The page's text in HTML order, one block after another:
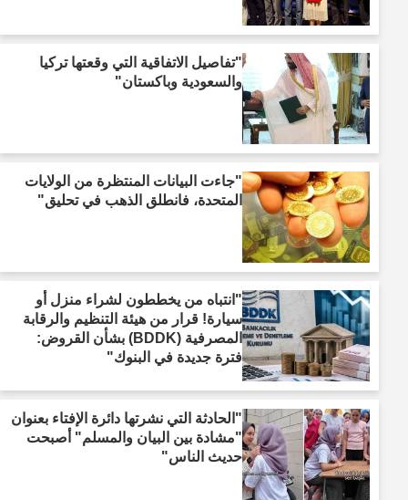
"تفاصيل الاتفاقية التي وقعتها تركيا
والسعودية وباكستان"
"جاءت البيانات المنتظرة من الولايات
المتحدة، فانطلق الذهب في تحليق"
"انتباه من يخططون لشراء منزل أو
سيارة! قرار من هيئة التنظيم والرقابة
المصرفية (BDDK) بشأن القروض:
فترة جديدة في البنوك"
"الحادثة التي نشرتها دائرة الإفتاء بعنوان
"مشادة بين البيان والمسلم" أصبحت
حديث الناس"